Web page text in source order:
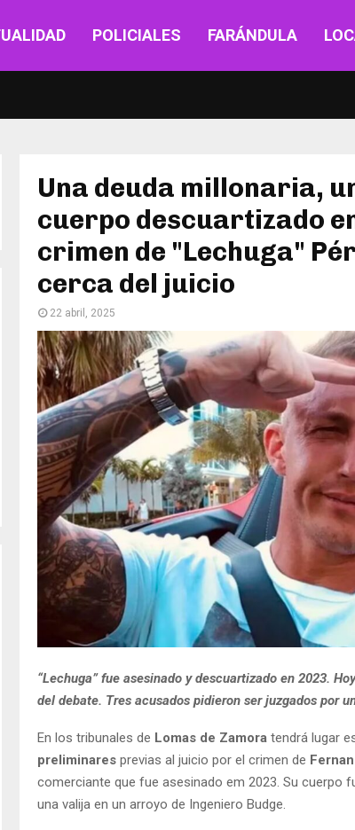
POLICIALES FARÁNDULA
Una deuda millonaria,
cuerpo descuartizado
crimen de "Lechuga"
cerca del juicio
22 abril, 2025
“Lechuga” fue asesinado y descuartizado en 2023.
del debate. Tres acusados pidieron ser juzgados por
En los tribunales de Lomas de Zamora tendrá lugar
preliminares previas al juicio por el crimen de
comerciante que fue asesinado em 2023. Su cuerpo
una valija en un arroyo de Ingeniero Budge.